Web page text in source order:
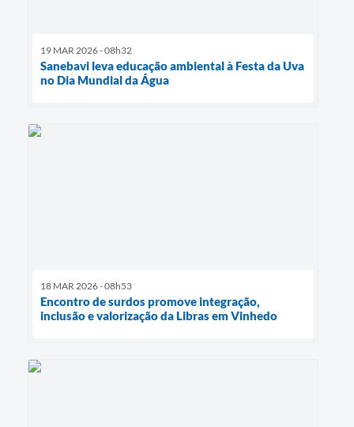
19 MAR 2026 - 08h32
Sanebavi leva educação ambiental à Festa da Uva
no Dia Mundial da Água
18 MAR 2026 - 08h53
Encontro de surdos promove integração,
inclusão e valorização da Libras em Vinhedo